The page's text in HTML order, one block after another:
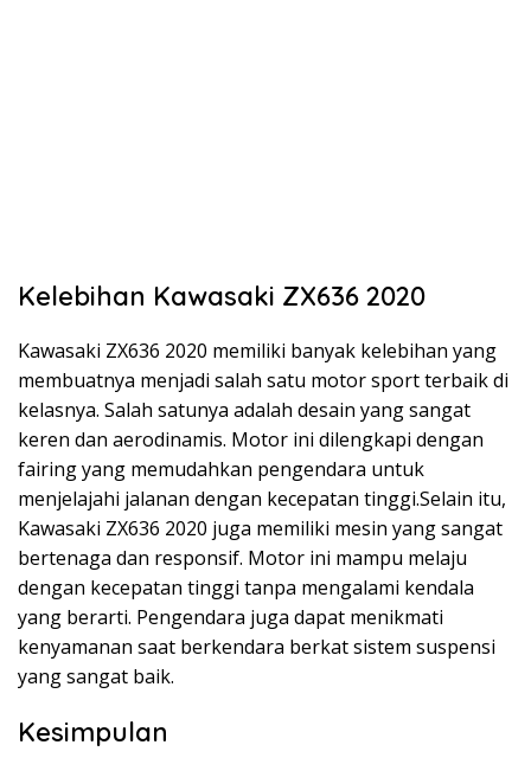
Kelebihan Kawasaki ZX636 2020
Kawasaki ZX636 2020 memiliki banyak kelebihan yang
membuatnya menjadi salah satu motor sport terbaik di
kelasnya. Salah satunya adalah desain yang sangat
keren dan aerodinamis. Motor ini dilengkapi dengan
fairing yang memudahkan pengendara untuk
menjelajahi jalanan dengan kecepatan tinggi.Selain itu,
Kawasaki ZX636 2020 juga memiliki mesin yang sangat
bertenaga dan responsif. Motor ini mampu melaju
dengan kecepatan tinggi tanpa mengalami kendala
yang berarti. Pengendara juga dapat menikmati
kenyamanan saat berkendara berkat sistem suspensi
yang sangat baik.
Kesimpulan